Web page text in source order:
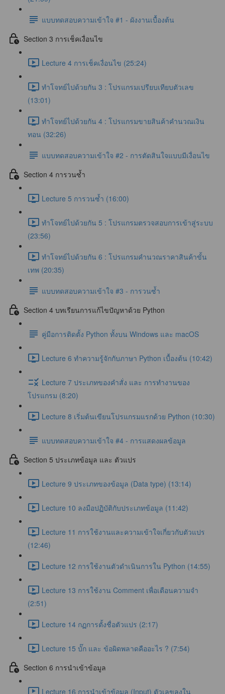
แบบทดสอบความเข้าใจ #1 - ผังงานเบื้องต้น
Section 3 การเช็คเงื่อนไข
Lecture 4 การเช็คเงื่อนไข (25:24)
ทำโจทย์ไปด้วยกัน 3 : โปรแกรมเปรียบเทียบตัวเลข
(13:01)
ทำโจทย์ไปด้วยกัน 4 : โปรแกรมขายสินค้าคำนวณเงิน
ทอน (32:26)
แบบทดสอบความเข้าใจ #2 - การตัดสินใจแบบมีเงื่อนไข
Section 4 การวนซ้ำ
Lecture 5 การวนซ้ำ (16:00)
ทำโจทย์ไปด้วยกัน 5 : โปรแกรมตรวจสอบการเข้าสู่ระบบ
(23:56)
ทำโจทย์ไปด้วยกัน 6 : โปรแกรมคำนวณราคาสินค้าขั้น
เทพ (20:35)
แบบทดสอบความเข้าใจ #3 - การวนซ้ำ
Section 4 บทเรียนการแก้ไขปัญหาด้วย Python
คู่มือการติดตั้ง Python ทั้งบน Windows และ macOS
Lecture 6 ทำความรู้จักกับภาษา Python เบื้องต้น (10:42)
Lecture 7 ประเภทของคำสั่ง และ การทำงานของ
โปรแกรม (8:20)
Lecture 8 เริ่มต้นเขียนโปรแกรมแรกด้วย Python (10:30)
แบบทดสอบความเข้าใจ #4 - การแสดงผลข้อมูล
Section 5 ประเภทข้อมูล และ ตัวแปร
Lecture 9 ประเภทของข้อมูล (Data type) (13:14)
Lecture 10 ลงมือปฏิบัติกับประเภทข้อมูล (11:42)
Lecture 11 การใช้งานและความเข้าใจเกี่ยวกับตัวแปร
(12:46)
Lecture 12 การใช้งานตัวดำเนินการใน Python (14:55)
Lecture 13 การใช้งาน Comment เพื่อเตือนความจำ
(2:51)
Lecture 14 กฏการตั้งชื่อตัวแปร (2:17)
Lecture 15 บั๊ก และ ข้อผิดพลาดคืออะไร ? (7:54)
Section 6 การนำเข้าข้อมูล
Lecture 16 การนำเข้าข้อมูล (Input) ตัวเลขลงใน